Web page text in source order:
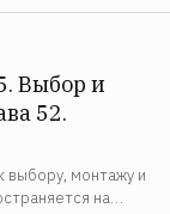
Выбор и
52.
выбору, монтажу и
на